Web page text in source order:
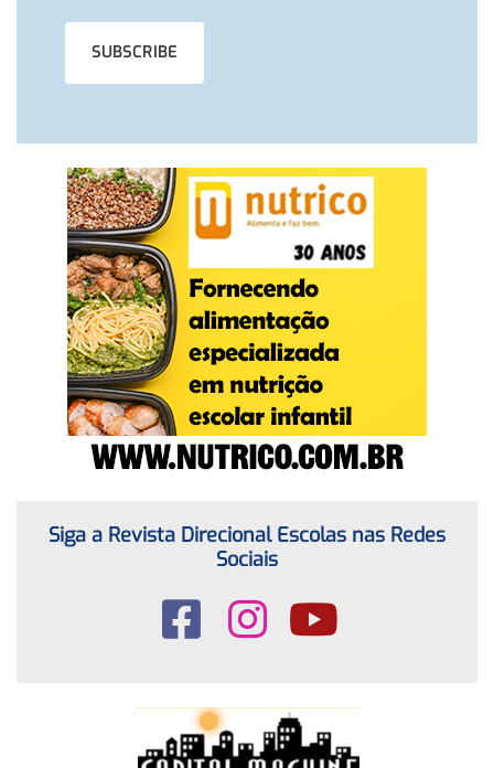
Siga a Revista Direcional Escolas nas Redes
Sociais